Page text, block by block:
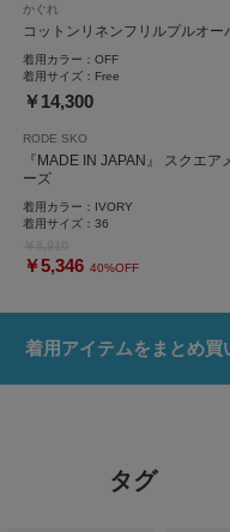
かぐれ
コットンリネンフリルプルオー
着用カラー：OFF
着用サイズ： Free
￥14,300
RODE SKO
『MADE IN JAPAN』 スクエア
ーズ
着用カラー： IVORY
着用サイズ：36
￥5,346 40%OFF
着用アイテムをまとめ買
タグ